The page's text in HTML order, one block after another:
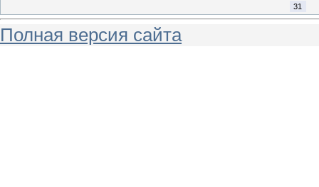
31
Полная версия сайта